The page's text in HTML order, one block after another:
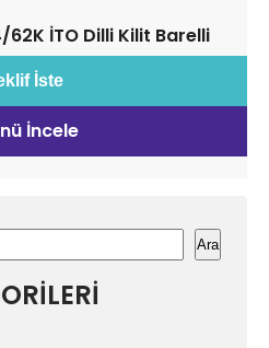
62K İTO Dilli Kilit Barelli
İste
İncele
Ara